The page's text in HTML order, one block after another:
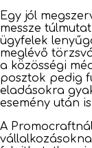
Egy jól
messze
ügyfelek
meglévő
a közösségi
posztok pedig
eladásokra
esemény után
A